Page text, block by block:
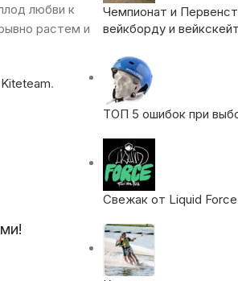
любви к
растем и
Kiteteam.
Чемпионат и
вейкборду и
ТОП 5 ошибок при
Свежак от Liquid Force